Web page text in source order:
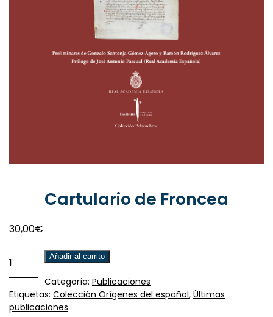
Cartulario de Froncea
30,00€
Cartulario
de
Froncea
cantidad
Añadir al carrito
Categoría: Publicaciones
Etiquetas: Colección Orígenes del español, Últimas
publicaciones